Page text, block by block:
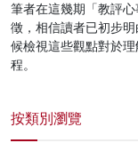
筆者在這幾期「教評
徵，相信讀者已初步
候檢視這些觀點對於
程。
按類別瀏覽